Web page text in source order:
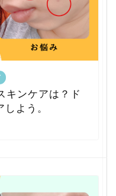
キンケアは？ド
よう。